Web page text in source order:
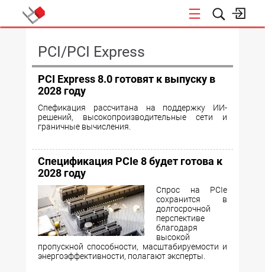
PCI/PCI Express
PCI Express 8.0 готовят к выпуску в
2028 году
Спефикация рассчитана на поддержку ИИ-
решений, высокопроизводительные сети и
граничные вычисления.
Спецификация PCIe 8 будет готова к
2028 году
Спрос на PCIe
сохранится в
долгосрочной
перспективе
благодаря
высокой
пропускной способности, масштабируемости и
энергоэффективности, полагают эксперты.